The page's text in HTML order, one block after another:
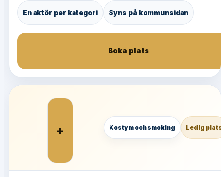
En aktör per kategori Syns på kommunsidan
Boka plats
+ Kostym och smoking Ledig